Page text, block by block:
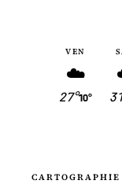
VEN
☁️
27°10°
CARTOGRAPHIE